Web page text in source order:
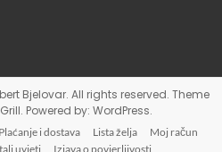
Bjelovar. All rights reserved. Theme
Powered by:WordPress.
Plaćanje i dostava Lista želja
Moj račun
uvjeti Izjava o povjerljivosti